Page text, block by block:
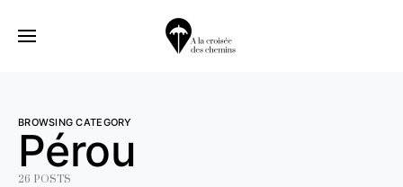
BROWSING CATEGORY
Pérou
26 POSTS